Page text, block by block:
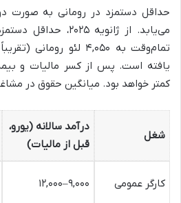
حداقل دستمزد در رومانی به صورت
می‌یابد. از ژانویه
یافته است. پس از کسر مالیات و
کمتر خواهد بود. میانگین حقوق در
شغل
درآمد سالانه (یورو،
قبل از مالیات)
کارگر عمومی ۹,۰۰۰–۱۲,۰۰۰